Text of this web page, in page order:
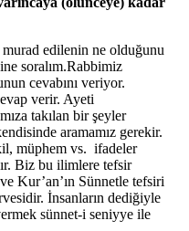
edilenin ne olduğunu
soralım.Rabbimiz
cevabını veriyor.
verir. Ayeti
takılan bir şeyler
aramamız gerekir.
müphem vs. ifadeler
Biz bu ilimlere tefsir
Kur’an’ın Sünnetle tefsiri
İnsanların dediğiyle
sünnet-i seniyye ile